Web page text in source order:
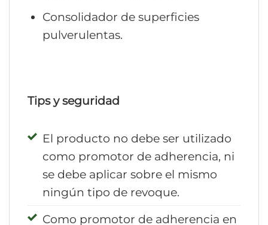
Consolidador de superficies
pulverulentas.
Tips y seguridad
El producto no debe ser utilizado
como promotor de adherencia, ni
se debe aplicar sobre el mismo
ningún tipo de revoque.
Como promotor de adherencia en